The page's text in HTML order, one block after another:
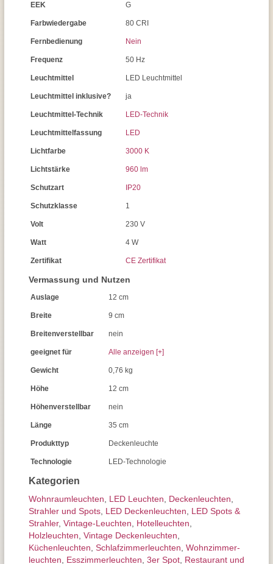
Kategorien
Wohnraum­leuchten LED Leuchten Decken­leuchten
Strahler und Spots LED Deckenleuchten
LED Spots &
Strahler, Vintage-Leuchten Hotelleuchten
Holzleuchten Vintage Deckenleuchten
Küchenleuchten Schlafzimmer­leuchten Wohnzimmer­
leuchten
Esszimmer­­leuchten 3er Spot Restaurant und
EEK G
Farbwiedergabe 80 CRI
Fernbedienung Nein
Frequenz 50 Hz
Leuchtmittel LED Leuchtmittel
Leuchtmittel inklusive? ja
Leuchtmittel-Technik LED-Technik
Leuchtmittelfassung LED
Lichtfarbe 3000 K
Lichtstärke 960 lm
Schutzart IP20
Schutzklasse 1
Volt 230 V
Watt 4 W
Zertifikat CE Zertifikat
Vermassung und Nutzen
Auslage 12 cm
Breite 9 cm
Breitenverstellbar nein
geeignet für Alle anzeigen [+]
Gewicht 0,76 kg
Höhe 12 cm
Höhenverstellbar nein
Länge 35 cm
Produkttyp Deckenleuchte
Technologie LED-Technologie